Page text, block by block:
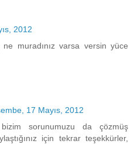
2012
muradınız varsa versin yüce
17 Mayıs, 2012
sorunumuzu da çözmüş
için tekrar teşekkürler,